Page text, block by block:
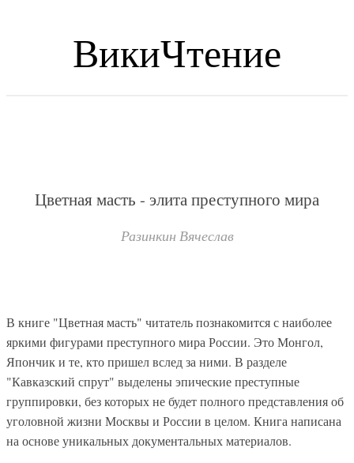
ВикиЧтение
Цветная масть - элита преступного мира
Разинкин Вячеслав
В книге "Цветная масть" читатель познакомится с наиболее
яркими фигурами преступного мира России. Это Монгол,
Япончик и те, кто пришел вслед за ними. В разделе
"Кавказский спрут" выделены эпические преступные
группировки, без которых не будет полного представления об
уголовной жизни Москвы и России в целом. Книга написана
на основе уникальных документальных материалов.